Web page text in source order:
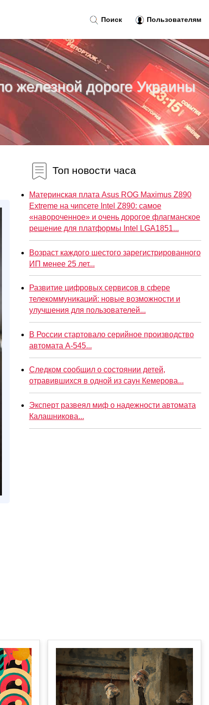
железной дороге Украины
Топ новости часа
Материнская плата Asus ROG Maximus Z890
Extreme на чипсете Intel Z890: самое
«навороченное» и очень дорогое флагманское
решение для платформы Intel LGA1851...
Возраст каждого шестого зарегистрированного
ИП менее 25 лет...
Развитие цифровых сервисов в сфере
телекоммуникаций: новые возможности и
улучшения для пользователей...
В России стартовало серийное производство
автомата А-545...
Следком сообщил о состоянии детей,
отравившихся в одной из саун Кемерова...
Эксперт развеял миф о надежности автомата
Калашникова...
Поиск Пользователям